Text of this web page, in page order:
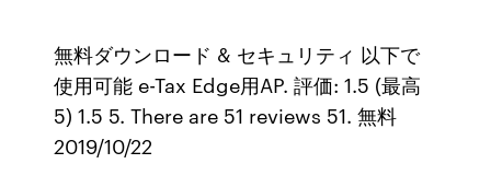
無料ダウンロード & セキュリティ 以下で
使用可能 e-Tax Edge用AP. 評価: 1.5 (最高
5) 1.5 5. There are 51 reviews 51. 無料
2019/10/22